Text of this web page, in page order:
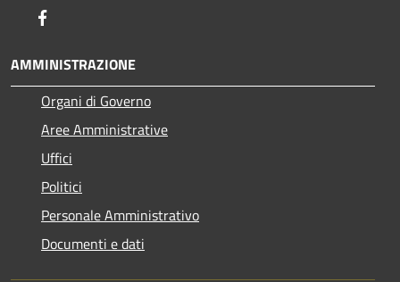
AMMINISTRAZIONE
Organi di Governo
Aree Amministrative
Uffici
Politici
Personale Amministrativo
Documenti e dati